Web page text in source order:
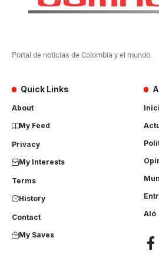
Portal de noticias de Colombia y el mundo.
Quick Links
About
My Feed
Privacy
My Interests
Terms
History
Contact
My Saves
Aló